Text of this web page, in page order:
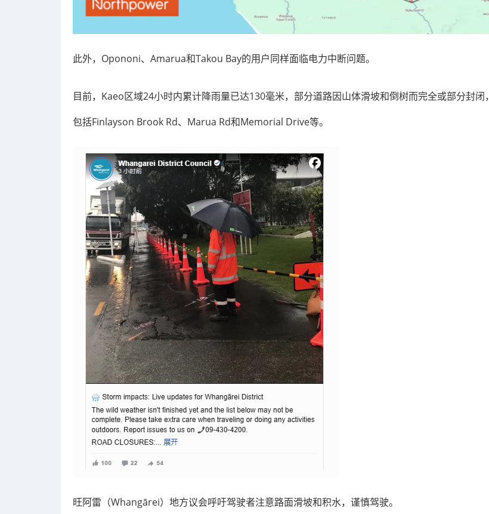
此外，Opononi、Amarua和Takou Bay的用户同样面临电力中断问题。
目前，Kaeo区域24小时内累计降雨量已达130毫米，部分道路因山体滑坡和倒树而完全或部分封闭，
包括Finlayson Brook Rd、Marua Rd和Memorial Drive等。
旺阿雷（Whangārei）地方议会呼吁驾驶者注意路面滑坡和积水，谨慎驾驶。